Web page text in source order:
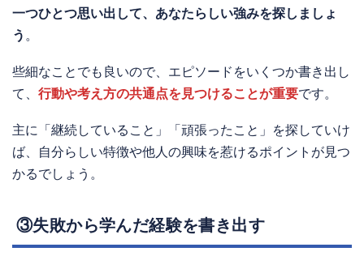
一つひとつ思い出して、あなたらしい強みを探しましょ
う 。
些細なことでも良いので、エピソードをいくつか書き出し
て、 行動や考え方の共通点を見つけることが重要です。
主に「継続していること」「頑張ったこと」を探していけ
ば、自分らしい特徴や他人の興味を惹けるポイントが見つ
かるでしょう。
③失敗から学んだ経験を書き出す